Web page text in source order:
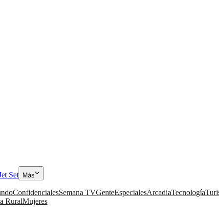
Set Más
ConfidencialesSemana TVGenteEspecialesArcadiaTecnología
RuralMujeres